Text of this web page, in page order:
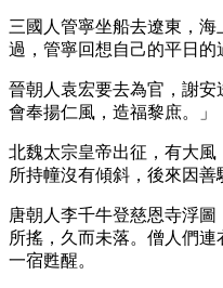
三國人管寧坐船去遼東，
過，管寧回想自己的平日的
晉朝人袁宏要去為官，謝
會奉揚仁風，造福黎庶。」
北魏太宗皇帝出征，有大
所持幢沒有傾斜，後來因善
唐朝人李千牛登慈恩寺浮
所搖，久而未落。僧人們
一宿甦醒。